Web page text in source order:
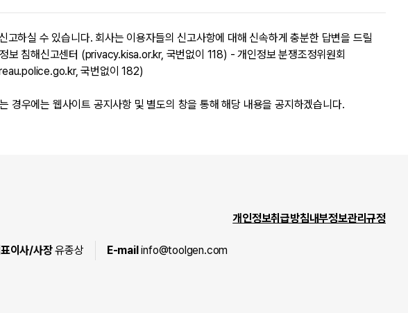
하실 수 있습니다. 회사는 이용자들의 신고사항에 대해 신속하게 충분한 답변을 드릴
보 침해신고센터 (privacy.kisa.or.kr, 국번없이 118) - 개인정보 분쟁조정위원회
국번없이 182)
우에는 웹사이트 공지사항 및 별도의 창을 통해 해당 내용을 공지하겠습니다.
개인정보취급방침내부정보관리규정
이사/사장 유종상 E-mail info@toolgen.com